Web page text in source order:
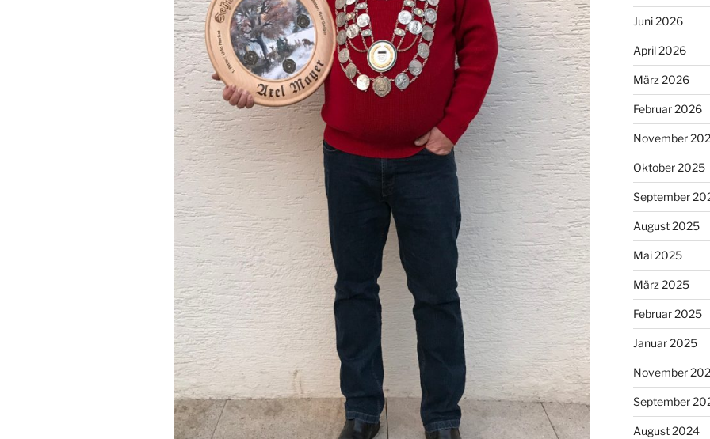
Juni 2026
April 2026
März 2026
Februar 2026
November
Oktober 2025
September
August 2025
Mai 2025
März 2025
Februar 2025
Januar 2025
November
September
August 2024